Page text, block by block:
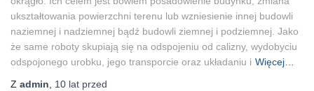
ukształtowania powierzchni terenu lub wzniesienie innej budowli
naziemnej i nadziemnej bądź budowli ziemnej i podziemnej. Jako
że same roboty skupiają się na odspojeniu od calizny, wydobyciu
odspojonego urobku, jego transporcie oraz układaniu i Więcej…
Z admin 10 lat przed